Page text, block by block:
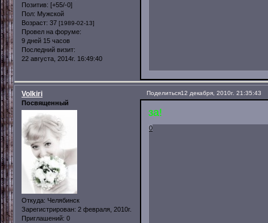
Позитив: [+55/-0]
Пол: Мужской
Возраст: 37 [1989-02-13]
Провел на форуме:
9 дней 15 часов
Последний визит:
22 августа, 2014г. 16:49:40
Поделиться12 декабря, 2010г. 21:35:43
Volkiri
Посвященный
Откуда: Челябинск
Зарегистрирован: 2 февраля, 2010г.
Приглашений: 0
за!
0